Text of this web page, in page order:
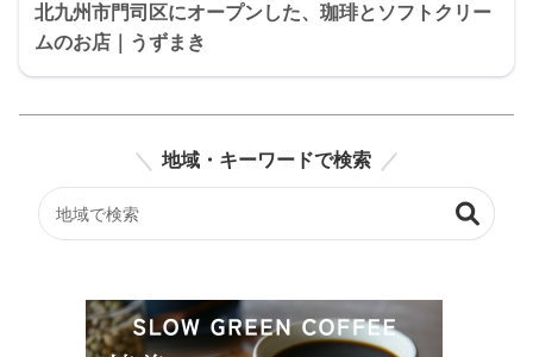
北九州市門司区にオープンした、珈琲とソフトクリー
ムのお店｜うずまき
地域・キーワードで検索